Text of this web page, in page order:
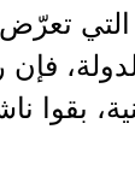
التي
فإن
بقوا